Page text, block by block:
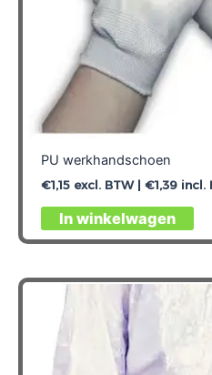
PU werkhandschoen
€1,15excl. BTW | €1,39incl.
In winkelwagen
Dit